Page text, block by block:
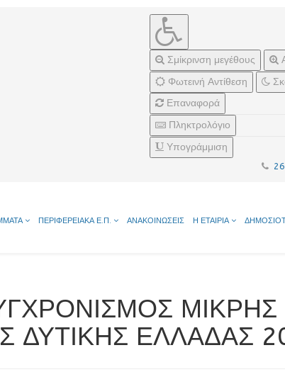
Σμίκρινση μεγέθους
Φωτεινή Αντίθεση
Επαναφορά
Πληκτρολόγιο
Υπογράμμιση
ΠΕΡΙΦΕΡΕΙΑΚΑ Ε.Π. ΑΝΑΚΟΙΝΩΣΕΙΣ Η ΕΤΑΙΡΙΑ
ΜΙΚΡΗΣ
ΔΥΤΙΚΗΣ ΕΛΛΑΔΑΣ